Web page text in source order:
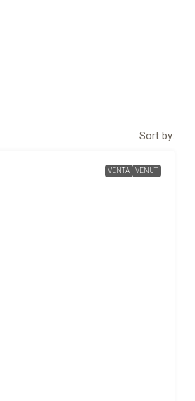
Sort by:
VENTA VENUT